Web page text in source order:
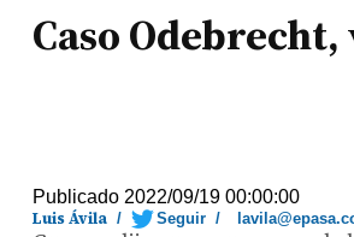
Caso
Publicado 2022/09/19 00:00:00
Luis Ávila / Seguir /